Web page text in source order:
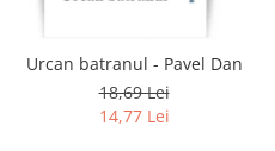
Urcan batranul - Pavel Dan
18,69 Lei
14,77 Lei